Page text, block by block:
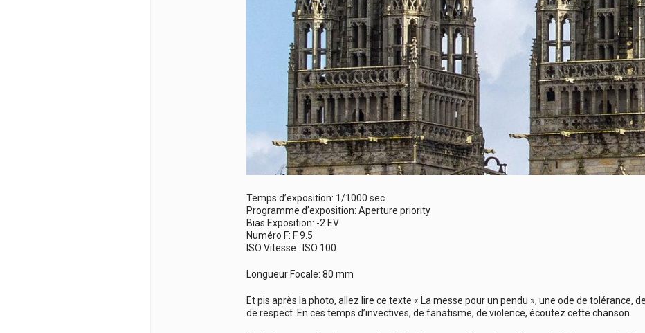
Temps d’exposition: 1/1000 sec
Programme d’exposition: Aperture priority
Bias Exposition: -2 EV
Numéro F: F 9.5
ISO Vitesse : ISO 100
Longueur Focale: 80 mm
Et pis après la photo, allez lire ce texte « La messe pour un pendu », une ode de tolérance,
de respect. En ces temps d’invectives, de fanatisme, de violence, écoutez cette chanson.